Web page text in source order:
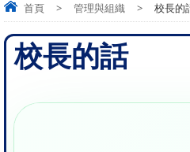
首頁 > 管理與組織 > 校長的
校長的話